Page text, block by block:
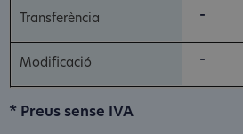
-
-
* Preus sense IVA